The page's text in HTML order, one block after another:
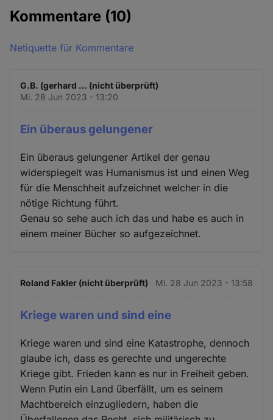
Kommentare (10)
Netiquette für Kommentare
G.B. (gerhard … (nicht überprüft)
Mi. 28 Jun 2023 - 13:20
Ein überaus gelungener
Ein überaus gelungener Artikel der genau
widerspiegelt was Humanismus ist und einen Weg
für die Menschheit aufzeichnet welcher in die
nötige Richtung führt.
Genau so sehe auch ich das und habe es auch in
einem meiner Bücher so aufgezeichnet.
Roland Fakler (nicht überprüft) Mi. 28 Jun 2023 - 13:58
Kriege waren und sind eine
Kriege waren und sind eine Katastrophe, dennoch
glaube ich, dass es gerechte und ungerechte
Kriege gibt. Frieden kann es nur in Freiheit geben.
Wenn Putin ein Land überfällt, um es seinem
Machtbereich einzugliedern, haben die